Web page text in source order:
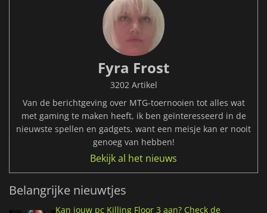
Fyra Frost
3202 Artikel
Van de berichtgeving over MTG-toernooien tot alles wat
met gaming te maken heeft, ik ben geïnteresseerd in de
nieuwste spellen en gadgets, want een meisje kan er nooit
genoeg van hebben!
Bekijk al het nieuws
Belangrijke nieuwtjes
Kan jouw pc Killing Floor 3 aan? Check de